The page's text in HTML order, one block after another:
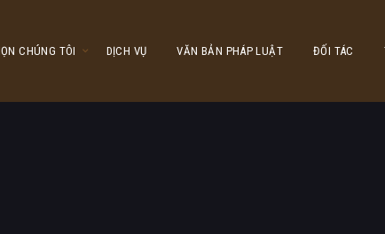
CHÚNG TÔI DỊCH VỤ VĂN BẢN PHÁP LUẬT ĐỐI TÁC